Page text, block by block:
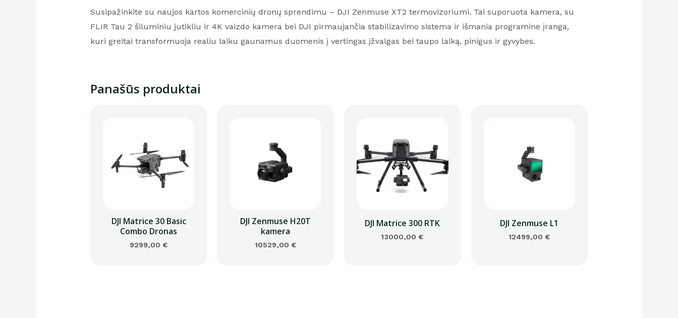
Susipažinkite su naujos kartos komercinių dronų sprendimu – DJI Zenmuse XT2 termovizoriumi. Tai suporuota kamera, su
FLIR Tau 2 šiluminiu jutikliu ir 4K vaizdo kamera bei DJI pirmaujančia stabilizavimo sistema ir išmania programine įranga,
kuri greitai transformuoja realiu laiku gaunamus duomenis į vertingas įžvalgas bei taupo laiką, pinigus ir gyvybes.
Panašūs produktai
DJI Matrice 30 Basic
Combo Dronas
9299,00 €
DJI Zenmuse H20T
kamera
10529,00 €
DJI Matrice 300 RTK
13000,00 €
DJI Zenmuse L1
12499,00 €